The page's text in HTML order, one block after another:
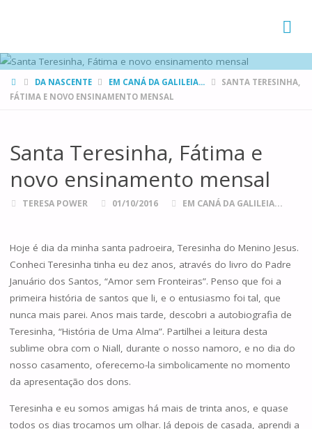
HOMEDA NASCENTE EM CANÁ DA GALILEIA...
SANTA TERESINHA,
FÁTIMA E NOVO ENSINAMENTO MENSAL
Santa Teresinha, Fátima e
novo ensinamento mensal
TERESA POWER 01/10/2016 EM CANÁ DA GALILEIA...
Hoje é dia da minha santa padroeira, Teresinha do Menino Jesus.
Conheci Teresinha tinha eu dez anos, através do livro do Padre
Januário dos Santos, “Amor sem Fronteiras”. Penso que foi a
primeira história de santos que li, e o entusiasmo foi tal, que
nunca mais parei. Anos mais tarde, descobri a autobiografia de
Teresinha, “História de Uma Alma”. Partilhei a leitura desta
sublime obra com o Niall, durante o nosso namoro, e no dia do
nosso casamento, oferecemo-la simbolicamente no momento
da apresentação dos dons.
Teresinha e eu somos amigas há mais de trinta anos, e quase
todos os dias trocamos um olhar. Já depois de casada, aprendi a